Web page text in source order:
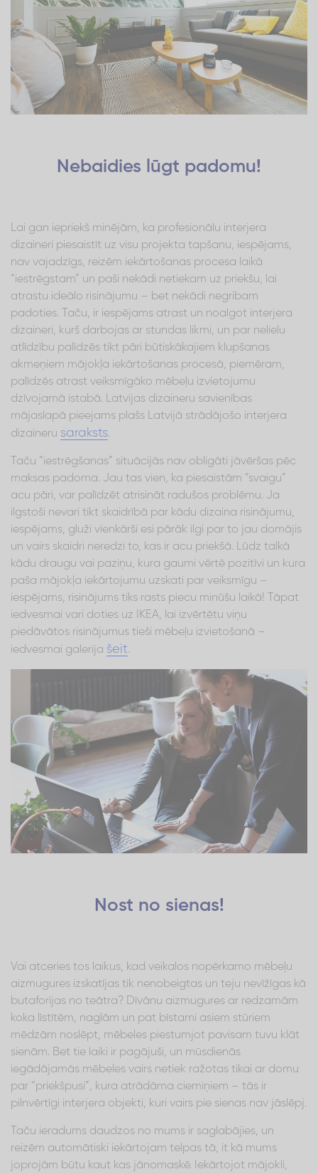
Nebaidies lūgt padomu!
Lai gan iepriekš minējām, ka profesionālu interjera
dizaineri piesaistīt uz visu projekta tapšanu, iespējams,
nav vajadzīgs, reizēm iekārtošanas procesa laikā
“iestrēgstam” un paši nekādi netiekam uz priekšu, lai
atrastu ideālo risinājumu – bet nekādi negribam
padoties. Taču, ir iespējams atrast un noalgot interjera
dizaineri, kurš darbojas ar stundas likmi, un par nelielu
atlīdzību palīdzēs tikt pāri būtiskākajiem klupšanas
akmeņiem mājokļa iekārtošanas procesā, piemēram,
palīdzēs atrast veiksmīgāko mēbeļu izvietojumu
dzīvojamā istabā. Latvijas dizaineru savienības
mājaslapā pieejams plašs Latvijā strādājošo interjera
dizaineru saraksts.
Taču “iestrēgšanas” situācijās nav obligāti jāvēršas pēc
maksas padoma. Jau tas vien, ka piesaistām “svaigu”
acu pāri, var palīdzēt atrisināt radušos problēmu. Ja
ilgstoši nevari tikt skaidrībā par kādu dizaina risinājumu,
iespējams, gluži vienkārši esi pārāk ilgi par to jau domājis
un vairs skaidri neredzi to, kas ir acu priekšā. Lūdz talkā
kādu draugu vai paziņu, kura gaumi vērtē pozitīvi un kura
paša mājokļa iekārtojumu uzskati par veiksmīgu –
iespējams, risinājums tiks rasts piecu minūšu laikā! Tāpat
iedvesmai vari doties uz IKEA, lai izvērtētu viņu
piedāvātos risinājumus tieši mēbeļu izvietošanā –
iedvesmai galerija šeit.
Nost no sienas!
Vai atceries tos laikus, kad veikalos nopērkamo mēbeļu
aizmugures izskatījas tik nenobeigtas un teju nevīžīgas kā
butaforijas no teātra? Dīvānu aizmugures ar redzamām
koka līstītēm, naglām un pat bīstami asiem stūriem
mēdzām noslēpt, mēbeles piestumjot pavisam tuvu klāt
sienām. Bet tie laiki ir pagājuši, un mūsdienās
iegādājamās mēbeles vairs netiek ražotas tikai ar domu
par “priekšpusi”, kura atrādāma ciemiņiem – tās ir
pilnvērtīgi interjera objekti, kuri vairs pie sienas nav jāslēpj.
Taču ieradums daudzos no mums ir saglabājies, un
reizēm automātiski iekārtojam telpas tā, it kā mums
joprojām būtu kaut kas jānomaskē. Iekārtojot mājokli,